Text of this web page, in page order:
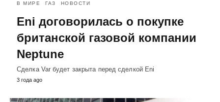
В МИРЕ ГАЗ НОВОСТИ
Eni договорилась о покупке
британской газовой компании
Neptune
Сделка Var будет закрыта перед сделкой Eni
3 года ago